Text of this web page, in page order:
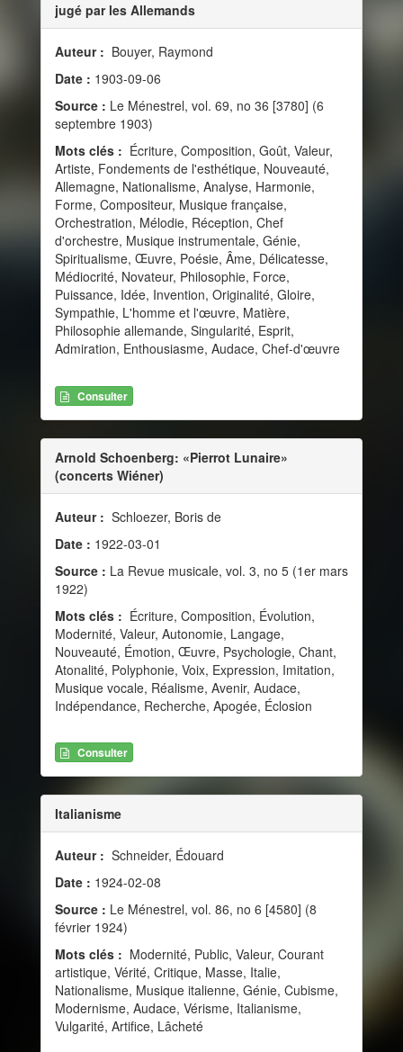
jugé par les Allemands
Auteur : Bouyer, Raymond
Date : 1903-09-06
Source : Le Ménestrel, vol. 69, no 36 [3780] (6
septembre 1903)
Mots clés : Écriture, Composition, Goût, Valeur,
Artiste, Fondements de l'esthétique, Nouveauté,
Allemagne, Nationalisme, Analyse, Harmonie,
Forme, Compositeur, Musique française,
Orchestration, Mélodie, Réception, Chef
d'orchestre, Musique instrumentale, Génie,
Spiritualisme, Œuvre, Poésie, Âme, Délicatesse,
Médiocrité, Novateur, Philosophie, Force,
Puissance, Idée, Invention, Originalité, Gloire,
Sympathie, L'homme et l'œuvre, Matière,
Philosophie allemande, Singularité, Esprit,
Admiration, Enthousiasme, Audace, Chef-d'œuvre
Consulter
Arnold Schoenberg: «Pierrot Lunaire»
(concerts Wiéner)
Auteur : Schloezer, Boris de
Date : 1922-03-01
Source : La Revue musicale, vol. 3, no 5 (1er mars
1922)
Mots clés : Écriture, Composition, Évolution,
Modernité, Valeur, Autonomie, Langage,
Nouveauté, Émotion, Œuvre, Psychologie, Chant,
Atonalité, Polyphonie, Voix, Expression, Imitation,
Musique vocale, Réalisme, Avenir, Audace,
Indépendance, Recherche, Apogée, Éclosion
Consulter
Italianisme
Auteur : Schneider, Édouard
Date : 1924-02-08
Source : Le Ménestrel, vol. 86, no 6 [4580] (8
février 1924)
Mots clés : Modernité, Public, Valeur, Courant
artistique, Vérité, Critique, Masse, Italie,
Nationalisme, Musique italienne, Génie, Cubisme,
Modernisme, Audace, Vérisme, Italianisme,
Vulgarité, Artifice, Lâcheté